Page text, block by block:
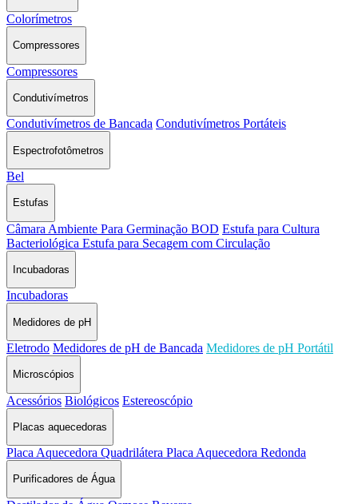
Colorímetros
Compressores
Compressores
Condutivímetros
Condutivímetros de Bancada Condutivímetros Portáteis
Espectrofotômetros
Bel
Estufas
Câmara Ambiente Para Germinação BOD Estufa para Cultura
Bacteriológica Estufa para Secagem com Circulação
Incubadoras
Incubadoras
Medidores de pH
Eletrodo Medidores de pH de Bancada Medidores de pH Portátil
Microscópios
Acessórios Biológicos Estereoscópio
Placas aquecedoras
Placa Aquecedora Quadrilátera Placa Aquecedora Redonda
Purificadores de Água